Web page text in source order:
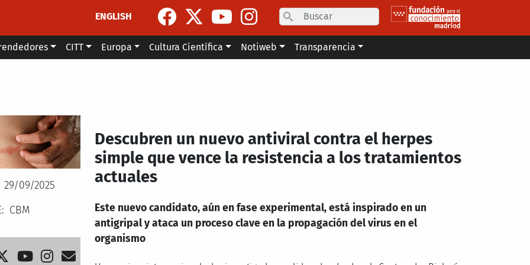
ENGLISH
Search
CITT Europa Cultura Científica Notiweb Transparencia
29/09/2025
CBM
Descubren un nuevo antiviral contra el herpes
simple que vence la resistencia a los tratamientos
actuales
Este nuevo candidato, aún en fase experimental, está inspirado en un
antigripal y ataca un proceso clave en la propagación del virus en el
organismo